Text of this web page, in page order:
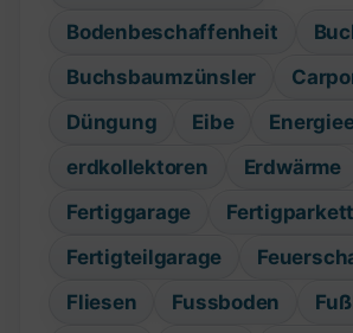
Bodenbeschaffenheit
Buchsbaumzünsler
Düngung
Eibe
erdkollektoren
Erdwärme
Fertiggarage
Fertigparkett
Fertigteilgarage
Fliesen
Fussboden